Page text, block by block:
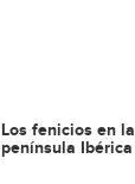
Los fenicios en la
península Ibérica